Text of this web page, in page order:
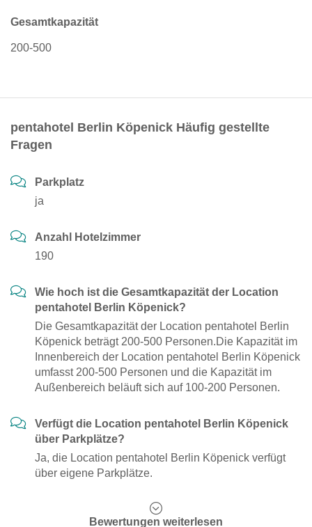
Gesamtkapazität
200-500
pentahotel Berlin Köpenick Häufig gestellte
Fragen
Parkplatz
ja
Anzahl Hotelzimmer
190
Wie hoch ist die Gesamtkapazität der Location
pentahotel Berlin Köpenick?
Die Gesamtkapazität der Location pentahotel Berlin
Köpenick beträgt 200-500 Personen.Die Kapazität im
Innenbereich der Location pentahotel Berlin Köpenick
umfasst 200-500 Personen und die Kapazität im
Außenbereich beläuft sich auf 100-200 Personen.
Verfügt die Location pentahotel Berlin Köpenick
über Parkplätze?
Ja, die Location pentahotel Berlin Köpenick verfügt
über eigene Parkplätze.
Bewertungen weiterlesen